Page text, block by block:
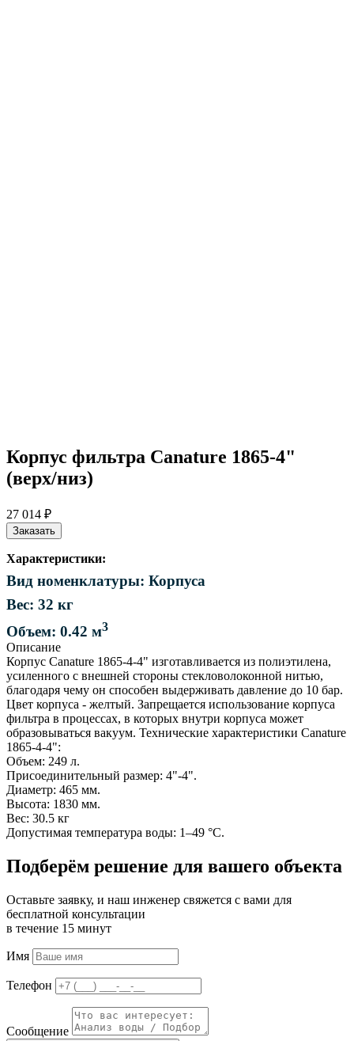
Корпус фильтра Canature 1865-4"
(верх/низ)
27 014 ₽
Заказать
Характеристики:
Вид номенклатуры: Корпуса
Вес: 32 кг
Объем: 0.42 м3
Описание
Корпус Canature 1865-4-4" изготавливается из полиэтилена,
усиленного с внешней стороны стекловолоконной нитью,
благодаря чему он способен выдерживать давление до 10 бар.
Цвет корпуса - желтый. Запрещается использование корпуса
фильтра в процессах, в которых внутри корпуса может
образовываться вакуум. Технические характеристики Canature
1865-4-4":
Объем: 249 л.
Присоединительный размер: 4"-4".
Диаметр: 465 мм.
Высота: 1830 мм.
Вес: 30.5 кг
Допустимая температура воды: 1–49 °С.
Подберём решение для вашего объекта
Оставьте заявку, и наш инженер свяжется с вами для
бесплатной консультации
в течение 15 минут
Имя
Телефон
Сообщение